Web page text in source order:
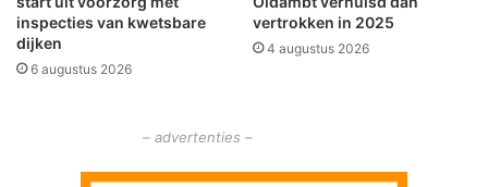
i
g
h
e
inspecties van kwetsbare
dijken
6 augustus 2026
vertrokken in 2025
4 augustus 2026
– advertenties –